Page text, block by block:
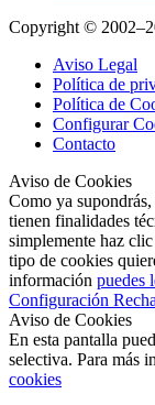
Copyright ©
Aviso Legal
Política de
Política de
Configurar
Contacto
Aviso de Cookies
Como ya
tienen finalidades
simplemente haz
tipo de cookies
información puedes
Configuración
Aviso de Cookies
En esta pantalla
selectiva. Para más
cookies